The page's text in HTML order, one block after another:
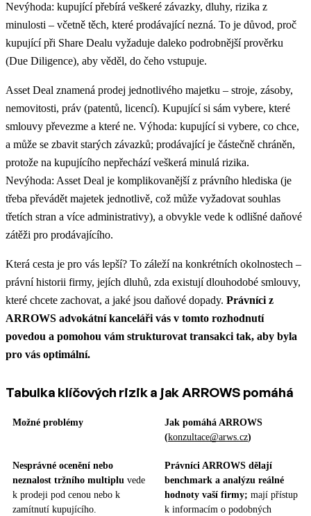
Nevýhoda: kupující přebírá veškeré závazky, dluhy, rizika z
minulosti – včetně těch, které prodávající nezná. To je důvod, proč
kupující při Share Dealu vyžaduje daleko podrobnější prověrku
(Due Diligence), aby věděl, do čeho vstupuje.
Asset Deal znamená prodej jednotlivého majetku – stroje, zásoby,
nemovitosti, práv (patentů, licencí). Kupující si sám vybere, které
smlouvy převezme a které ne. Výhoda: kupující si vybere, co chce,
a může se zbavit starých závazků; prodávající je částečně chráněn,
protože na kupujícího nepřechází veškerá minulá rizika.
Nevýhoda: Asset Deal je komplikovanější z právního hlediska (je
třeba převádět majetek jednotlivě, což může vyžadovat souhlas
třetích stran a více administrativy), a obvykle vede k odlišné daňové
zátěži pro prodávajícího.
Která cesta je pro vás lepší? To záleží na konkrétních okolnostech –
právní historii firmy, jejích dluhů, zda existují dlouhodobé smlouvy,
které chcete zachovat, a jaké jsou daňové dopady. Právníci z
ARROWS advokátní kanceláři vás v tomto rozhodnutí
povedou a pomohou vám strukturovat transakci tak, aby byla
pro vás optimální.
Tabulka klíčových rizik a jak ARROWS pomáhá
Možné problémy
Jak pomáhá ARROWS
(konzultace@arws.cz)
Nesprávné ocenění nebo
neznalost tržního multiplu vede
k prodeji pod cenou nebo k
zamítnutí kupujícího.
Právníci ARROWS dělají
benchmark a analýzu reálné
hodnoty vaší firmy; mají přístup
k informacím o podobných